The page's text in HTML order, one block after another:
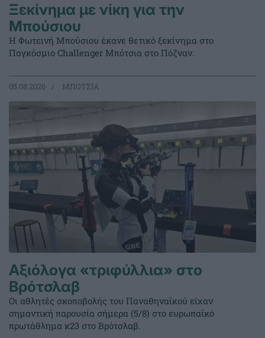
Ξεκίνημα με νίκη για την
Μπούσιου
Η Φωτεινή Μπούσιου έκανε θετικό ξεκίνημα στο
Παγκόσμιο Challenger Μπότσια στο Πόζναν.
05.08.2026 ΜΠΟΤΣΙΑ
Αξιόλογα «τριφύλλια» στο
Βρότσλαβ
Οι αθλητές σκοποβολής του Παναθηναϊκού είχαν
σημαντική παρουσία σήμερα (5/8) στο ευρωπαϊκό
πρωτάθλημα κ23 στο Βρότσλαβ.